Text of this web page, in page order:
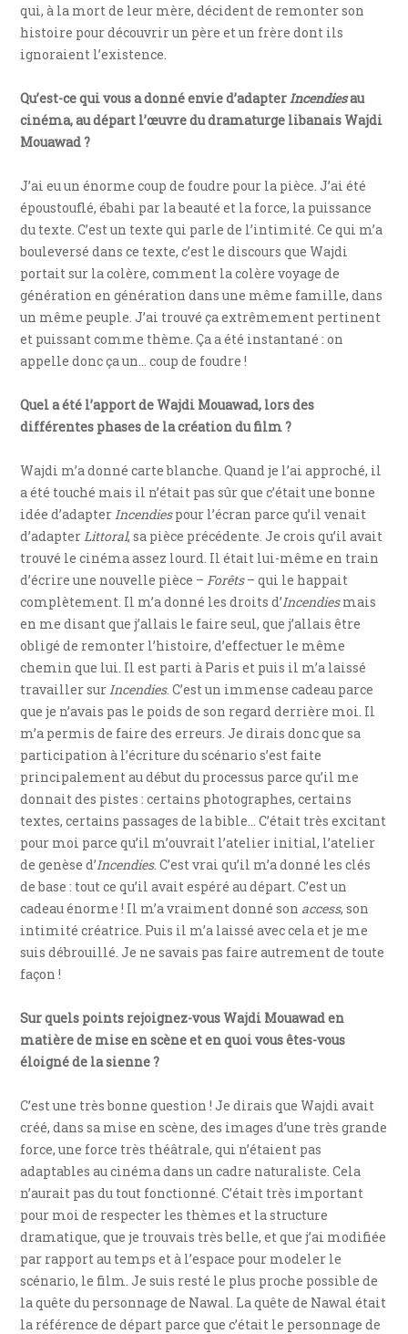
qui, à la mort de leur mère, décident de remonter son
histoire pour découvrir un père et un frère dont ils
ignoraient l’existence.
Qu’est-ce qui vous a donné envie d’adapterIncendiesau
cinéma, au départ l’œuvre du dramaturge libanais Wajdi
Mouawad ?
J’ai eu un énorme coup de foudre pour la pièce. J’ai été
époustouflé, ébahi par la beauté et la force, la puissance
du texte. C’est un texte qui parle de l’intimité. Ce qui m’a
bouleversé dans ce texte, c’est le discours que Wajdi
portait sur la colère, comment la colère voyage de
génération en génération dans une même famille, dans
un même peuple. J’ai trouvé ça extrêmement pertinent
et puissant comme thème. Ça a été instantané : on
appelle donc ça un… coup de foudre !
Quel a été l’apport de Wajdi Mouawad, lors des
différentes phases de la création du film ?
Wajdi m’a donné carte blanche. Quand je l’ai approché, il
a été touché mais il n’était pas sûr que c’était une bonne
idée d’adapterIncendiespour l’écran parce qu’il venait
d’adapterLittoral, sa pièce précédente. Je crois qu’il avait
trouvé le cinéma assez lourd. Il était lui-même en train
d’écrire une nouvelle pièce –Forêts– qui le happait
complètement. Il m’a donné les droits d’Incendiesmais
en me disant que j’allais le faire seul, que j’allais être
obligé de remonter l’histoire, d’effectuer le même
chemin que lui. Il est parti à Paris et puis il m’a laissé
travailler surIncendies. C’est un immense cadeau parce
que je n’avais pas le poids de son regard derrière moi. Il
m’a permis de faire des erreurs. Je dirais donc que sa
participation à l’écriture du scénario s’est faite
principalement au début du processus parce qu’il me
donnait des pistes : certains photographes, certains
textes, certains passages de la bible… C’était très excitant
pour moi parce qu’il m’ouvrait l’atelier initial, l’atelier
de genèse d’Incendies. C’est vrai qu’il m’a donné les clés
de base : tout ce qu’il avait espéré au départ. C’est un
cadeau énorme ! Il m’a vraiment donné son access, son
intimité créatrice. Puis il m’a laissé avec cela et je me
suis débrouillé. Je ne savais pas faire autrement de toute
façon !
Sur quels points rejoignez-vous Wajdi Mouawad en
matière de mise en scène et en quoi vous êtes-vous
éloigné de la sienne ?
C’est une très bonne question ! Je dirais que Wajdi avait
créé, dans sa mise en scène, des images d’une très grande
force, une force très théâtrale, qui n’étaient pas
adaptables au cinéma dans un cadre naturaliste. Cela
n’aurait pas du tout fonctionné. C’était très important
pour moi de respecter les thèmes et la structure
dramatique, que je trouvais très belle, et que j’ai modifiée
par rapport au temps et à l’espace pour modeler le
scénario, le film. Je suis resté le plus proche possible de
la quête du personnage de Nawal. La quête de Nawal était
la référence de départ parce que c’était le personnage de